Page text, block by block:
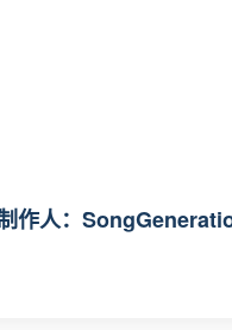
作人：